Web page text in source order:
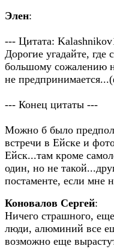
Элен:
--- Цитата:
Дорогие угадайте, где
большому сожалению
не
--- Конец цитаты ---
Можно б было
встречи в Ейске и
Ейск...там кроме
один, но не
постаменте, если мне
Коновалов Сергей:
Ничего страшного,
люди, алюминий все
возможно еще